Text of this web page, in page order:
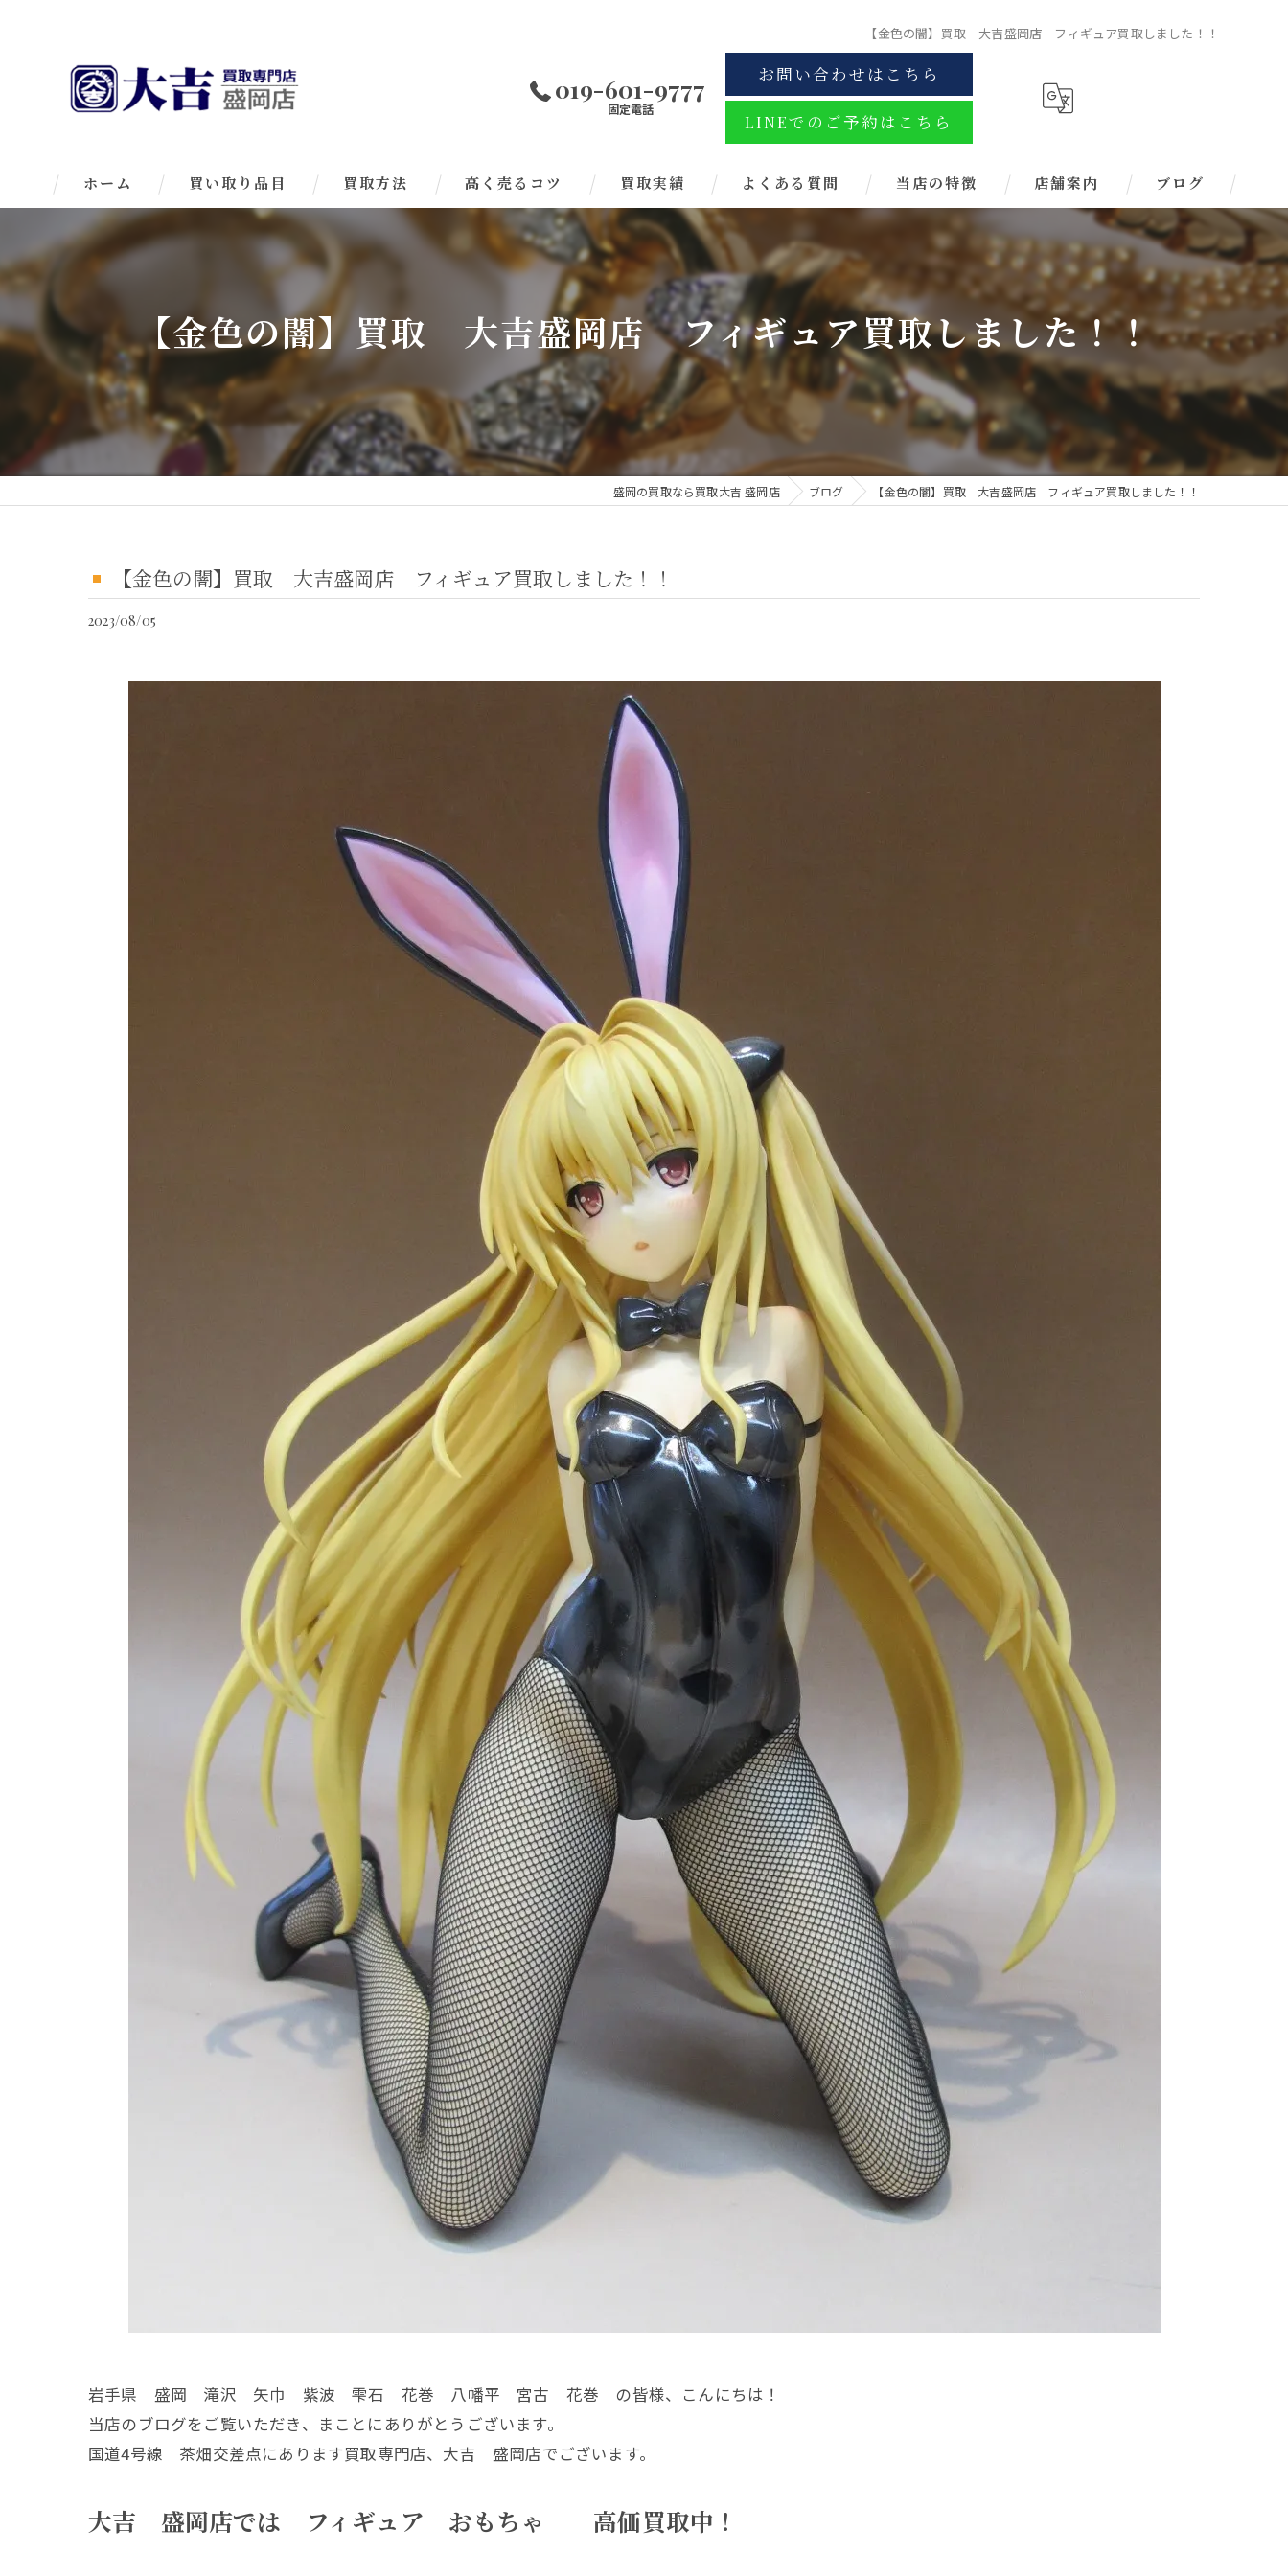
【金色の闇】買取 大吉盛岡店 フィギュア買取しました！！
019-601-9777
固定電話
お問い合わせはこちら
LINEでのご予約はこちら
ホーム 買い取り品目 買取方法 高く売るコツ 買取実績 よくある質問 当店の特徴
ブランド
お酒
金券
時計
店舗案内 ブログ
【金色の闇】買取 大吉盛岡店 フィギュア買取しました！！
盛岡の買取なら買取大吉 盛岡店 ブログ 【金色の闇】買取 大吉盛岡店 フィギュア買取しました！！
【金色の闇】買取 大吉盛岡店 フィギュア買取しました！！
2023/08/05
岩手県 盛岡 滝沢 矢巾 紫波 雫石 花巻 八幡平 宮古 花巻 の皆様、こんにちは！
当店のブログをご覧いただき、まことにありがとうございます。
国道4号線 茶畑交差点にあります買取専門店、大吉 盛岡店でございます。
大吉 盛岡店では フィギュア おもちゃ 高価買取中！